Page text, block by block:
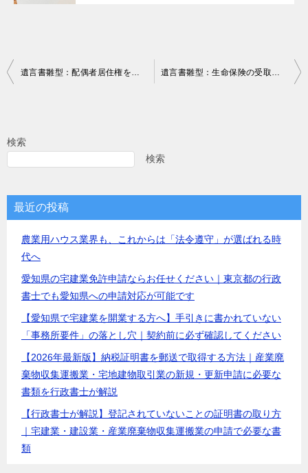
投
ビ
シ
ョ
遺言書雛型：配偶者居住権を設定する場合 遺言書雛型：生命保険の受取人指定・変更
検索
検索
最近の投稿
農業用ハウス業界も、これからは「法令遵守」が選ばれる時
代へ
愛知県の宅建業免許申請ならお任せください｜東京都の行政
書士でも愛知県への申請対応が可能です
【愛知県で宅建業を開業する方へ】手引きに書かれていない
「事務所要件」の落とし穴｜契約前に必ず確認してください
【2026年最新版】納税証明書を郵送で取得する方法｜産業廃
棄物収集運搬業・宅地建物取引業の新規・更新申請に必要な
書類を行政書士が解説
【行政書士が解説】登記されていないことの証明書の取り方
｜宅建業・建設業・産業廃棄物収集運搬業の申請で必要な書
類